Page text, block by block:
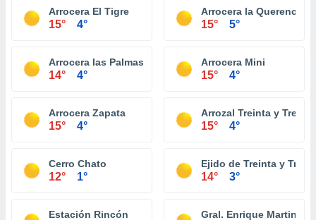
Arrocera El Tigre
15° 4°
Arrocera la Querencia
15° 5°
Arrocera las Palmas
14° 4°
Arrocera Mini
15° 4°
Arrocera Zapata
15° 4°
Arrozal Treinta y Tres
15° 4°
Cerro Chato
12° 1°
Ejido de Treinta y Tres
14° 3°
Estación Rincón Gral. Enrique Martinez